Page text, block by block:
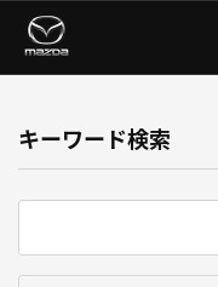
キーワード検索